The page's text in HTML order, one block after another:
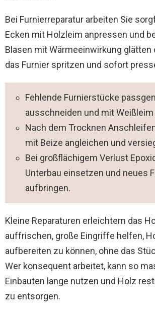
Bei Furnierreparatur arbeiten Sie
Ecken mit Holzleim anpressen und
Blasen mit Wärmeeinwirkung glätten
das Furnier spritzen und sofort
Fehlende Furnierstücke
ausschneiden und mit
Nach dem Trocknen
mit Beize angleichen und
Bei großflächigem Verlust
Unterbau einsetzen und neues
aufbringen.
Kleine Reparaturen erleichtern das
auffrischen, große Eingriffe helfen,
aufbereiten zu können, ohne das
Wer konsequent arbeitet, kann so
Einbauten lange nutzen und Holz
zu entsorgen.